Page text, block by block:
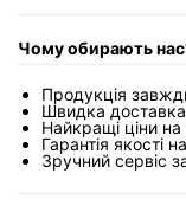
Чому обирають
Продукція
Швидка доставка
Найкращі ціни
Гарантія якості
Зручний сервіс